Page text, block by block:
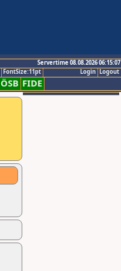
Servertime 08.08.2026 06:15:07
Logout
Login
FontSize:11pt
ÖSB FIDE